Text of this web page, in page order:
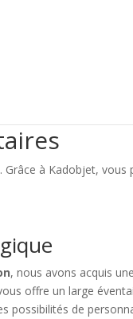
à Kadobjet, vous
, nous avons acquis
offre un large
possibilités de